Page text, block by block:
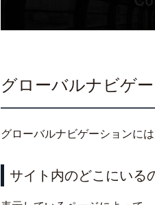
グローバルナビゲ
グローバルナビゲーションに
サイト内のどこにいる